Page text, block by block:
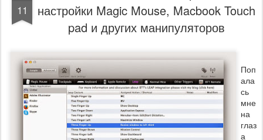
11
настройки Magic Mouse, Macbook Touch
pad и других манипуляторов
Поп
ала
сь
мне
на
глаз
а